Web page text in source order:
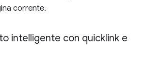
corrente.
intelligente con quicklink e